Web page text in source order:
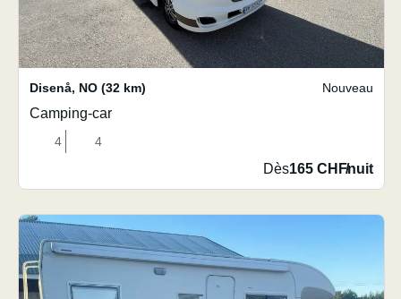
Disenå, NO (32 km) Nouveau
Camping-car
4 4
Dès165 CHF/nuit